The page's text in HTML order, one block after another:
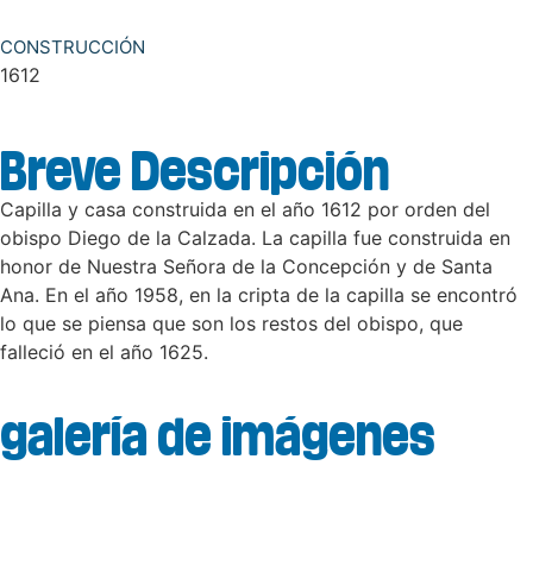
CONSTRUCCIÓN
1612
Breve Descripción
Capilla y casa construida en el año 1612 por orden del
obispo Diego de la Calzada. La capilla fue construida en
honor de Nuestra Señora de la Concepción y de Santa
Ana. En el año 1958, en la cripta de la capilla se encontró
lo que se piensa que son los restos del obispo, que
falleció en el año 1625.
galería de imágenes